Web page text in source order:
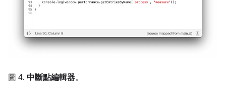
圖 4. 中斷點編輯器。